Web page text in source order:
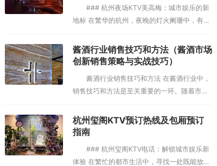
### 杭州夜场KTV美高梅：城市娱乐的新
地标 在繁华的杭州，夜晚的灯火阑珊中，有一
处闪耀的娱乐地标——**美高梅KTV**，它不
仅是杭州夜生活的缩影，更是都市人放松心
情、享受音乐与...
酱酒行业销售技巧和方法（酱酒市场
创新销售策略与实战技巧）
酱酒行业销售技巧和方法 在酱酒行业中，
销售技巧和方法是至关重要的一环。随着市场
竞争的日益激烈，如何有效地推广和销售酱酒
产品，成为了每个经销商和销售人员必须面对
的挑战。本文将介绍一些有...
杭州玺阁KTV预订热线及包厢预订
指南
### 杭州玺阁KTV电话：解锁城市娱乐新
体验 在繁忙的都市生活中，寻找一处既能放松